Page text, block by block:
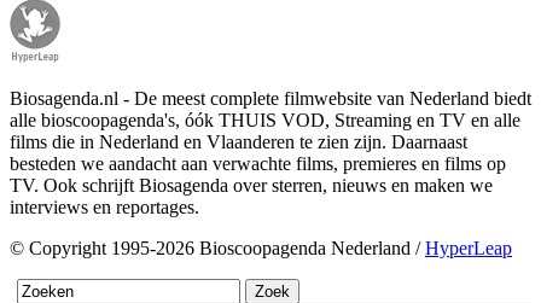
Biosagenda.nl - De meest complete filmwebsite van Nederland biedt
alle bioscoopagenda's, óók THUIS VOD, Streaming en TV en alle
films die in Nederland en Vlaanderen te zien zijn. Daarnaast
besteden we aandacht aan verwachte films, premieres en films op
TV. Ook schrijft Biosagenda over sterren, nieuws en maken we
interviews en reportages.
© Copyright 1995-2026 Bioscoopagenda Nederland /HyperLeap